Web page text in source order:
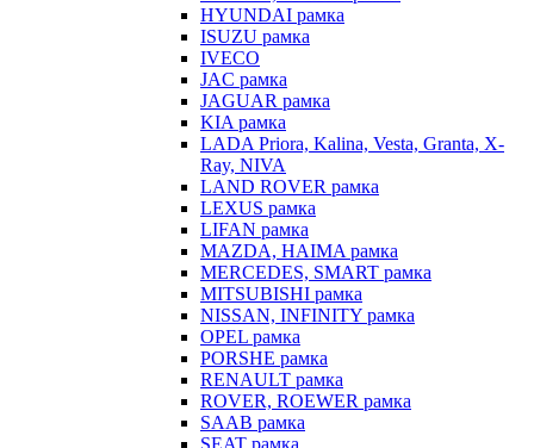
HYUNDAI рамка
ISUZU рамка
IVECO
JAC рамка
JAGUAR рамка
KIA рамка
LADA Priora, Kalina, Vesta, Granta, X-
Ray, NIVA
LAND ROVER рамка
LEXUS рамка
LIFAN рамка
MAZDA, HAIMA рамка
MERCEDES, SMART рамка
MITSUBISHI рамка
NISSAN, INFINITY рамка
OPEL рамка
PORSHE рамка
RENAULT рамка
ROVER, ROEWER рамка
SAAB рамка
SEAT рамка